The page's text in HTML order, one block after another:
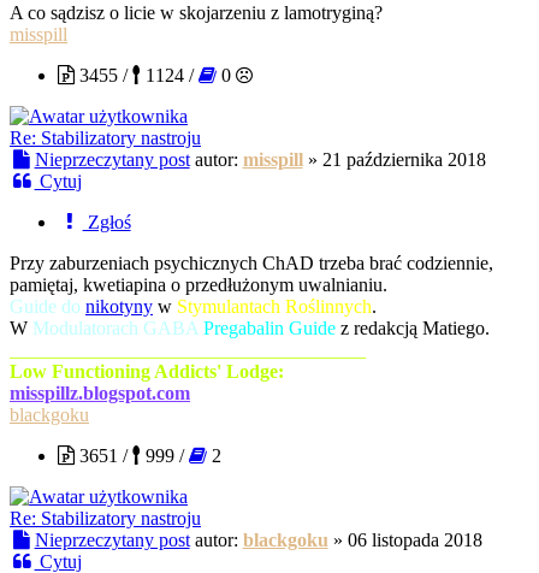
A co sądzisz o licie w skojarzeniu z lamotryginą?
misspill
3455 /
1124 / 0
Re: Stabilizatory nastroju
Nieprzeczytany post autor: misspill» 21 października 2018
Cytuj
Zgłoś
Przy zaburzeniach psychicznych ChAD trzeba brać codziennie,
pamiętaj, kwetiapina o przedłużonym uwalnianiu.
Guide do nikotyny w Stymulantach Roślinnych.
W Modulatorach GABA Pregabalin Guide z redakcją Matiego.
Low Functioning Addicts' Lodge:
misspillz.blogspot.com
blackgoku
3651 /
999 / 2
Re: Stabilizatory nastroju
Nieprzeczytany post autor: blackgoku » 06 listopada 2018
Cytuj